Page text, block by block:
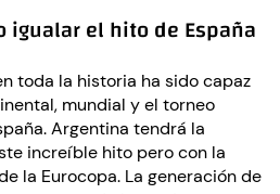
igualar el hito de España
toda la historia ha sido capaz
mundial y el torneo
Argentina tendrá la
increíble hito pero con la
la Eurocopa. La generación de